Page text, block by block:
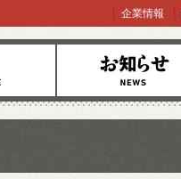
お知らせ
企業情報